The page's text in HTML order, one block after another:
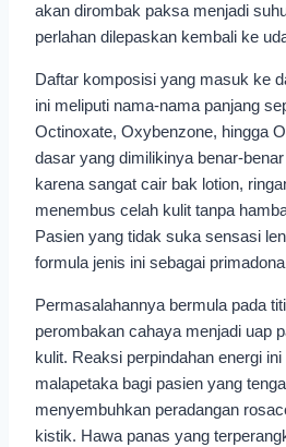
akan dirombak paksa menjadi
perlahan dilepaskan kembali ke
Daftar komposisi yang masuk ke
ini meliputi nama-nama panjang
Octinoxate, Oxybenzone, hingga
dasar yang dimilikinya benar-
karena sangat cair bak lotion,
menembus celah kulit tanpa
Pasien yang tidak suka sensasi
formula jenis ini sebagai
Permasalahannya bermula pada
perombakan cahaya menjadi uap
kulit. Reaksi perpindahan energi
malapetaka bagi pasien yang
menyembuhkan peradangan
kistik. Hawa panas yang